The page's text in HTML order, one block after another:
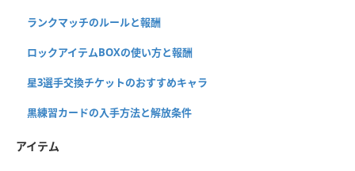
ランクマッチのルールと報酬
ロックアイテムBOXの使い方と報酬
星3選手交換チケットのおすすめキャラ
黒練習カードの入手方法と解放条件
アイテム